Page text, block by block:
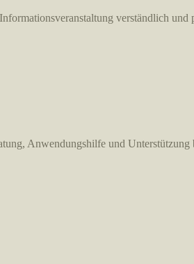
verständlich und
Anwendungshilfe und